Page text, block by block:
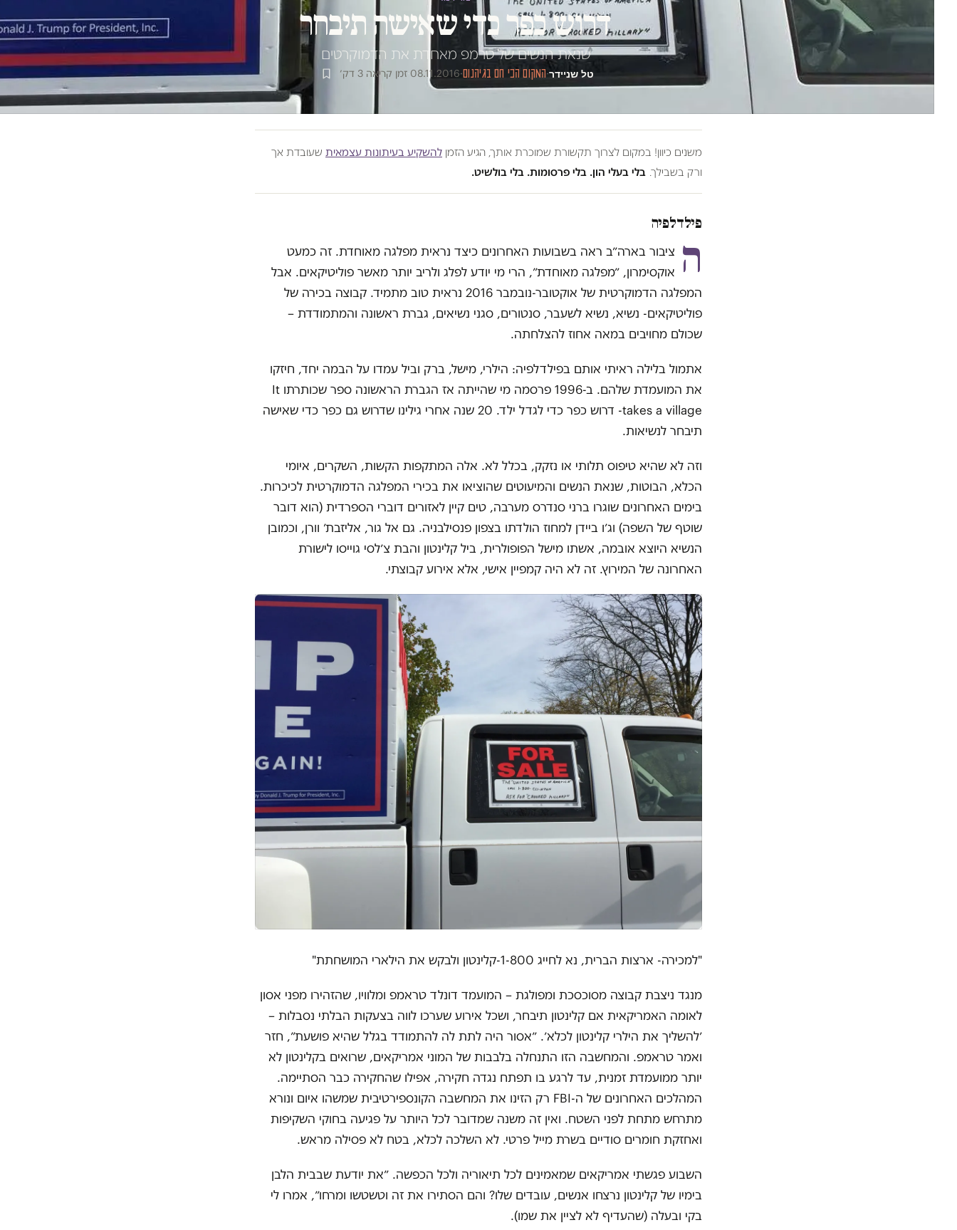
דרוש כפר כדי שאישה תיבחר
שנאת הנשים של טרמפ מאחדת את הדמוקרטים
טל שניידר·המקום הכי חם בגיהנום·
08.11.2016
·זמן קריאה 3 דק׳
משנים כיוון! במקום לצרוך תקשורת שמוכרת אותך, הגיע הזמן להשקיע בעיתונות עצמאית שעובדת אך
ורק בשבילך. בלי בעלי הון. בלי פרסומות. בלי בולשיט.
פילדלפיה
ה ציבור בארה״ב ראה בשבועות האחרונים כיצד נראית מפלגה מאוחדת. זה כמעט
אוקסימרון, ״מפלגה מאוחדת״, הרי מי יודע לפלג ולריב יותר מאשר פוליטיקאים. אבל
המפלגה הדמוקרטית של אוקטובר-נובמבר 2016 נראית טוב מתמיד. קבוצה בכירה של
פוליטיקאים- נשיא, נשיא לשעבר, סנטורים, סגני נשיאים, גברת ראשונה והמתמודדת –
שכולם מחויבים במאה אחוז להצלחתה.
אתמול בלילה ראיתי אותם בפילדלפיה: הילרי, מישל, ברק וביל עמדו על הבמה יחד, חיזקו
את המועמדת שלהם. ב-1996 פרסמה מי שהייתה אז הגברת הראשונה ספר שכותרתו It
takes a village- דרוש כפר כדי לגדל ילד. 20 שנה אחרי גילינו שדרוש גם כפר כדי שאישה
תיבחר לנשיאות.
וזה לא שהיא טיפוס תלותי או נזקק, בכלל לא. אלה המתקפות הקשות, השקרים, איומי
הכלא, הבוטות, שנאת הנשים והמיעוטים שהוציאו את בכירי המפלגה הדמוקרטית לכיכרות.
בימים האחרונים שוגרו ברני סנדרס מערבה, טים קיין לאזורים דוברי הספרדית (הוא דובר
שוטף של השפה) וג׳ו ביידן למחוז הולדתו בצפון פנסילבניה. גם אל גור, אליזבת׳ וורן, וכמובן
הנשיא היוצא אובמה, אשתו מישל הפופולרית, ביל קלינטון והבת צ׳לסי גוייסו לישורת
האחרונה של המירוץ. זה לא היה קמפיין אישי, אלא אירוע קבוצתי.
"למכירה- ארצות הברית, נא לחייג 1-800-קלינטון ולבקש את הילארי המושחתת"
מנגד ניצבת קבוצה מסוכסכת ומפולגת – המועמד דונלד טראמפ ומלוויו, שהזהירו מפני אסון
לאומה האמריקאית אם קלינטון תיבחר, ושכל אירוע שערכו לווה בצעקות הבלתי נסבלות –
׳להשליך את הילרי קלינטון לכלא׳. ״אסור היה לתת לה להתמודד בגלל שהיא פושעת״, חזר
ואמר טראמפ. והמחשבה הזו התנחלה בלבבות של המוני אמריקאים, שרואים בקלינטון לא
יותר ממועמדת זמנית, עד לרגע בו תפתח נגדה חקירה, אפילו שהחקירה כבר הסתיימה.
המהלכים האחרונים של ה-FBI רק הזינו את המחשבה הקונספירטיבית שמשהו איום ונורא
מתרחש מתחת לפני השטח. ואין זה משנה שמדובר לכל היותר על פגיעה בחוקי השקיפות
ואחזקת חומרים סודיים בשרת מייל פרטי. לא השלכה לכלא, בטח לא פסילה מראש.
השבוע פגשתי אמריקאים שמאמינים לכל תיאוריה ולכל הכפשה. ״את יודעת שבבית הלבן
בימיו של קלינטון נרצחו אנשים, עובדים שלו? והם הסתירו את זה וטשטשו ומרחו״, אמרו לי
בקי ובעלה (שהעדיף לא לציין את שמו).